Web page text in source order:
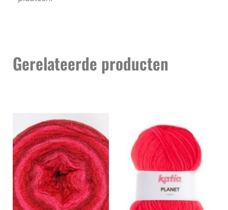
Gerelateerde producten